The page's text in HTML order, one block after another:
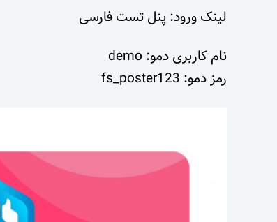
لینک ورود:پنل تست فارسی
نام کاربری دمو: demo
رمز دمو: fs_poster123